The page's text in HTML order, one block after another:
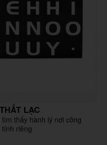
LẠC
thấy hành lý nơi công
riêng